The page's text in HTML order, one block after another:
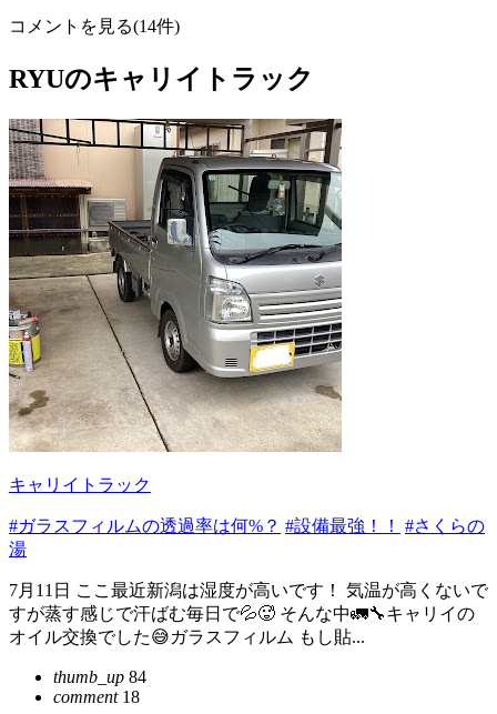
コメントを見る(14件)
RYUのキャリイトラック
キャリイトラック
#ガラスフィルムの透過率は何%？ #設備最強！！
#さくらの
湯
7月11日 ここ最近新潟は湿度が高いです！ 気温が高くないで
すが蒸す感じで汗ばむ毎日で💦🥵 そんな中🚛🔧キャリイの
オイル交換でした😅ガラスフィルム もし貼...
thumb_up 84
comment18